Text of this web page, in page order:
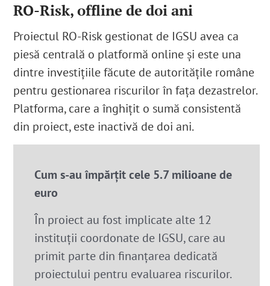
RO-Risk, offline de doi ani
Proiectul RO-Risk gestionat de IGSU avea ca
piesă centrală o platformă online și este una
dintre investițiile făcute de autoritățile române
pentru gestionarea riscurilor în fața dezastrelor.
Platforma, care a înghițit o sumă consistentă
din proiect, este inactivă de doi ani.
Cum s-au împărțit cele 5.7 milioane de
euro
În proiect au fost implicate alte 12
instituții coordonate de IGSU, care au
primit parte din finanțarea dedicată
proiectului pentru evaluarea riscurilor.